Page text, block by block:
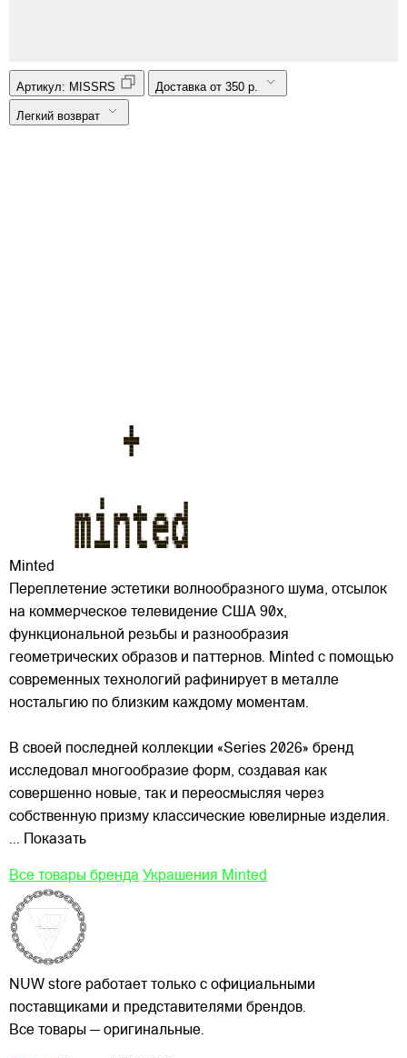
Артикул: MISSRS Доставка от 350 р.
Легкий возврат
Minted
Переплетение эстетики волнообразного шума, отсылок
на коммерческое телевидение США 90х,
функциональной резьбы и разнообразия
геометрических образов и паттернов. Minted с помощью
современных технологий рафинирует в металле
ностальгию по близким каждому моментам.
В своей последней коллекции «Series 2026» бренд
исследовал многообразие форм, создавая как
совершенно новые, так и переосмысляя через
собственную призму классические ювелирные изделия.
... Показать
Все товары бренда Украшения Minted
NUW store работает только с официальными
поставщиками и представителями брендов.
Все товары — оригинальные.